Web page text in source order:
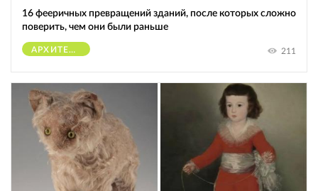
16 фееричных превращений зданий, после которых сложно
поверить, чем они были раньше
АРХИТЕКТУРА 211